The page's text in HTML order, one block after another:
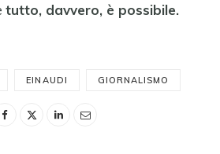
tutto, davvero, è possibile.
EINAUDI GIORNALISMO